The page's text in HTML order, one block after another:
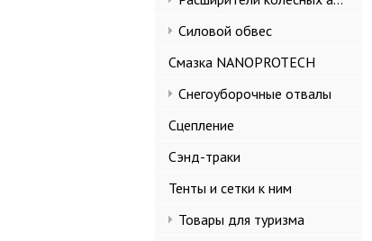
Силовой обвес
Смазка NANOPROTECH
Снегоуборочные отвалы
Сцепление
Сэнд-траки
Тенты и сетки к ним
Товары для туризма